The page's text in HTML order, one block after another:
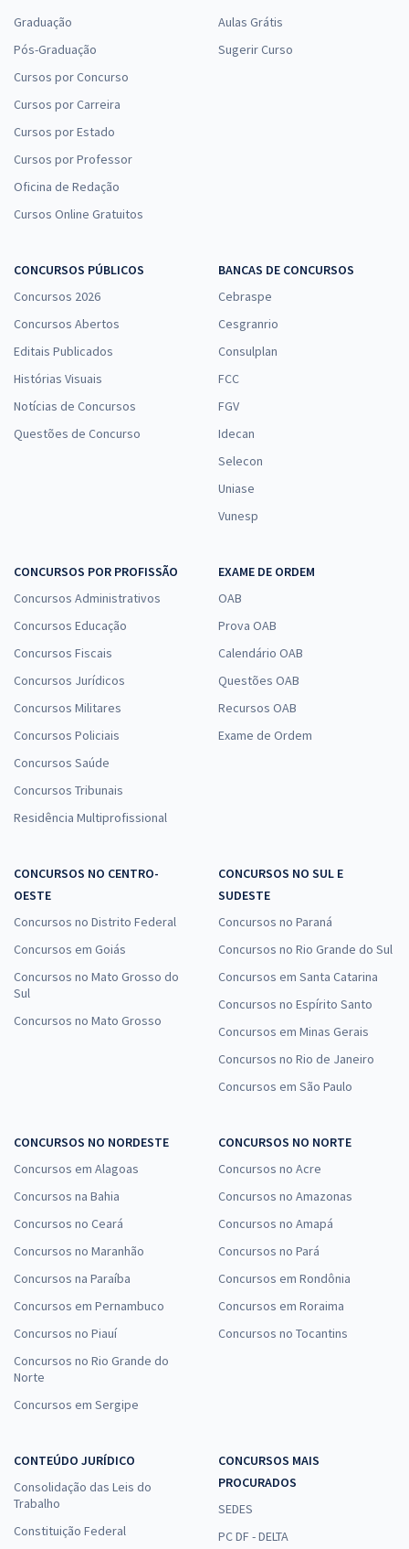
Graduação
Pós-Graduação
Cursos por Concurso
Cursos por Carreira
Cursos por Estado
Cursos por Professor
Oficina de Redação
Cursos Online Gratuitos
Aulas Grátis
Sugerir Curso
CONCURSOS PÚBLICOS
Concursos 2026
Concursos Abertos
Editais Publicados
Histórias Visuais
Notícias de Concursos
Questões de Concurso
BANCAS DE CONCURSOS
Cebraspe
Cesgranrio
Consulplan
FCC
FGV
Idecan
Selecon
Uniase
Vunesp
CONCURSOS POR PROFISSÃO
Concursos Administrativos
Concursos Educação
Concursos Fiscais
Concursos Jurídicos
Concursos Militares
Concursos Policiais
Concursos Saúde
Concursos Tribunais
Residência Multiprofissional
EXAME DE ORDEM
OAB
Prova OAB
Calendário OAB
Questões OAB
Recursos OAB
Exame de Ordem
CONCURSOS NO CENTRO-
OESTE
Concursos no Distrito Federal
Concursos em Goiás
Concursos no Mato Grosso do
Sul
Concursos no Mato Grosso
CONCURSOS NO SUL E
SUDESTE
Concursos no Paraná
Concursos no Rio Grande do Sul
Concursos em Santa Catarina
Concursos no Espírito Santo
Concursos em Minas Gerais
Concursos no Rio de Janeiro
Concursos em São Paulo
CONCURSOS NO NORDESTE
Concursos em Alagoas
Concursos na Bahia
Concursos no Ceará
Concursos no Maranhão
Concursos na Paraíba
Concursos em Pernambuco
Concursos no Piauí
Concursos no Rio Grande do
Norte
Concursos em Sergipe
CONCURSOS NO NORTE
Concursos no Acre
Concursos no Amazonas
Concursos no Amapá
Concursos no Pará
Concursos em Rondônia
Concursos em Roraima
Concursos no Tocantins
CONTEÚDO JURÍDICO
Consolidação das Leis do
Trabalho
Constituição Federal
CONCURSOS MAIS
PROCURADOS
SEDES
PC DF - DELTA